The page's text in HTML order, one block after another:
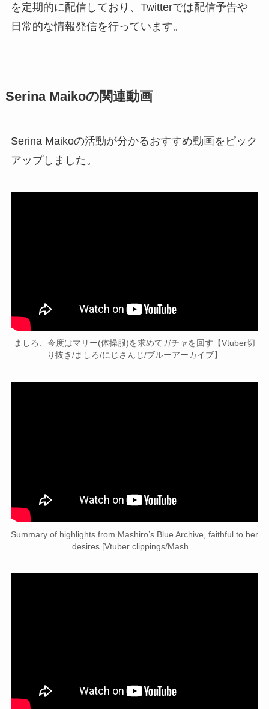
を定期的に配信しており、Twitterでは配信予告や
日常的な情報発信を行っています。
Serina Maikoの関連動画
Serina Maikoの活動が分かるおすすめ動画をピック
アップしました。
ましろ、今度はマリー(体操服)を求めてガチャを回す【Vtuber切
り抜き/ましろ/にじさんじ/ブルーアーカイブ】
Summary of highlights from Mashiro’s Blue Archive, faithful to her
desires [Vtuber clippings/Mash…